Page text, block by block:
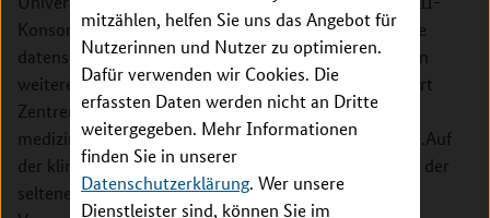
mitzählen, helfen Sie uns das Angebot für
Nutzerinnen und Nutzer zu optimieren.
Dafür verwenden wir Cookies. Die
erfassten Daten werden nicht an Dritte
weitergegeben. Mehr Informationen
finden Sie in unserer
Datenschutzerklärung. Wer unsere
Dienstleister sind, können Sie im
Konsortien ein Datenintegrationszentrum auf, das die
datenschutzkonforme Nutzung der Gesundheitsdaten
weiterentwickeln soll. Zugleich betreiben alle Standort
Zentren für Seltene Erkrankungen (ZSE), die die
medizinischen Bedarfe der Innovationen formulieren.Auf
der klinischen Seite strebt CORD an, die Sichtbarkeit der
seltenen Erkrankungen zu erhöhen, Einblicke in die